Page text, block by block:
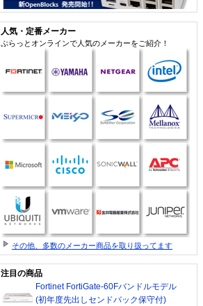
人気・定番メーカー
ぷらっとオンラインで人気のメーカーをご紹介！
その他、多数のメーカー商品を取り扱ってます
注目の商品
Fortinet FortiGate-60Fバンドルモデル
(初年度先出しセンドバック保守付)